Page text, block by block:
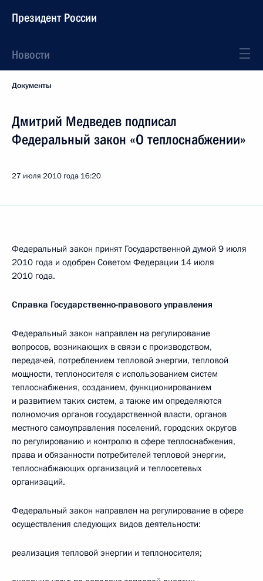
Президент России
Новости
Документы
Дмитрий Медведев подписал
Федеральный закон «О теплоснабжении»
27 июля 2010 года 16:20
Федеральный закон принят Государственной думой 9 июля
2010 года и одобрен Советом Федерации 14 июля
2010 года.
Справка Государственно-правового управления
Федеральный закон направлен на регулирование
вопросов, возникающих в связи с производством,
передачей, потреблением тепловой энергии, тепловой
мощности, теплоносителя с использованием систем
теплоснабжения, созданием, функционированием
и развитием таких систем, а также им определяются
полномочия органов государственной власти, органов
местного самоуправления поселений, городских округов
по регулированию и контролю в сфере теплоснабжения,
права и обязанности потребителей тепловой энергии,
теплоснабжающих организаций и теплосетевых
организаций.
Федеральный закон направлен на регулирование в сфере
осуществления следующих видов деятельности:
реализация тепловой энергии и теплоносителя;